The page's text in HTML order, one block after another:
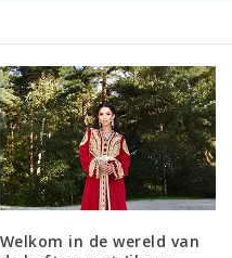
Welkom in de wereld van